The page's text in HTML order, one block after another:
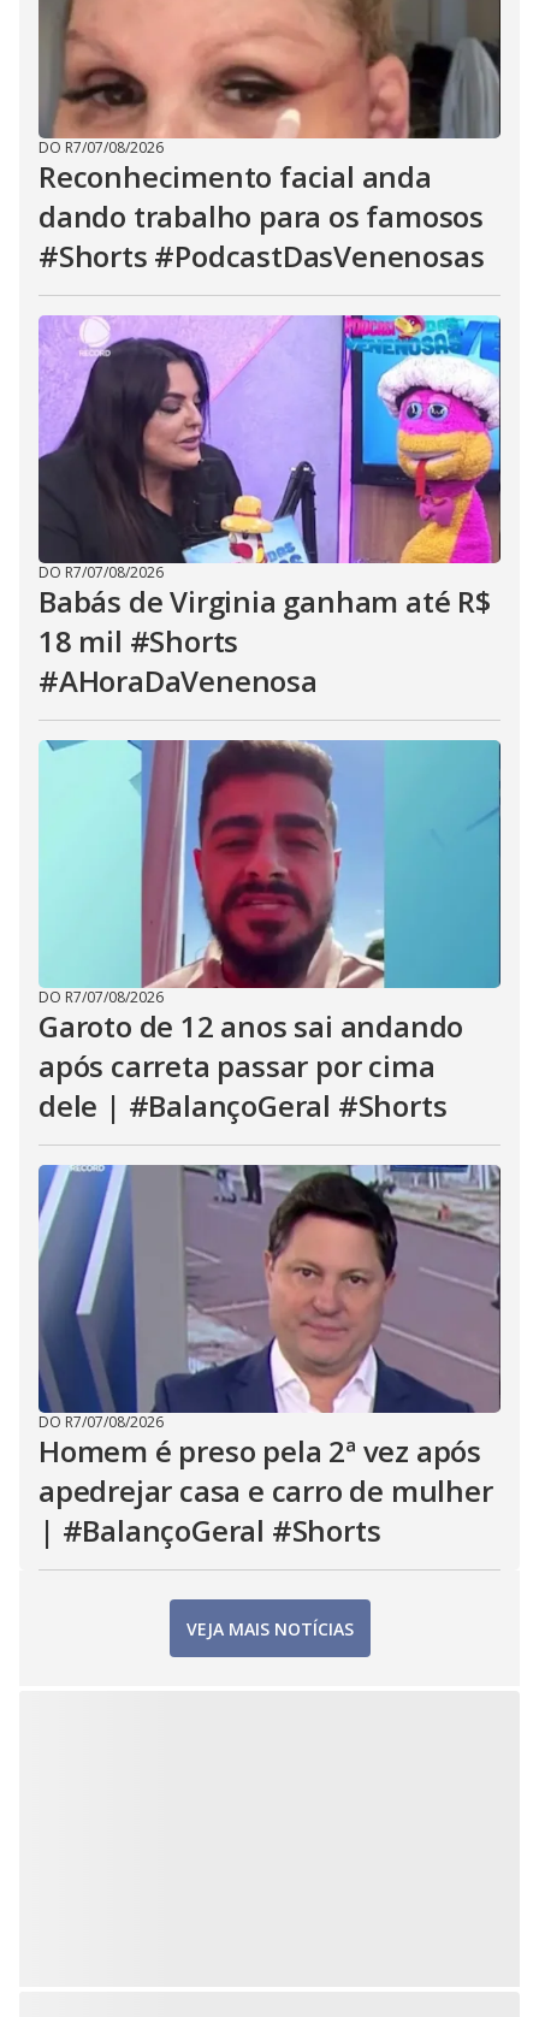
DO R7/07/08/2026
Reconhecimento facial anda
dando trabalho para os famosos
#Shorts #PodcastDasVenenosas
DO R7/07/08/2026
Babás de Virginia ganham até R$
18 mil #Shorts
#AHoraDaVenenosa
DO R7/07/08/2026
Garoto de 12 anos sai andando
após carreta passar por cima
dele | #BalançoGeral #Shorts
DO R7/07/08/2026
Homem é preso pela 2ª vez após
apedrejar casa e carro de mulher
| #BalançoGeral #Shorts
VEJA MAIS NOTÍCIAS